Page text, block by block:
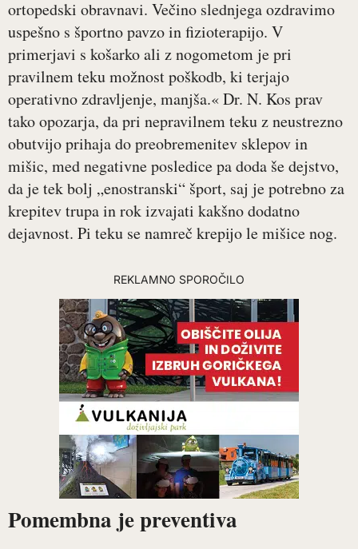
ortopedski obravnavi. Večino slednjega ozdravimo
uspešno s športno pavzo in fizioterapijo. V
primerjavi s košarko ali z nogometom je pri
pravilnem teku možnost poškodb, ki terjajo
operativno zdravljenje, manjša.« Dr. N. Kos prav
tako opozarja, da pri nepravilnem teku z neustrezno
obutvijo prihaja do preobremenitev sklepov in
mišic, med negativne posledice pa doda še dejstvo,
da je tek bolj „enostranski“ šport, saj je potrebno za
krepitev trupa in rok izvajati kakšno dodatno
dejavnost. Pi teku se namreč krepijo le mišice nog.
REKLAMNO SPOROČILO
Pomembna je preventiva